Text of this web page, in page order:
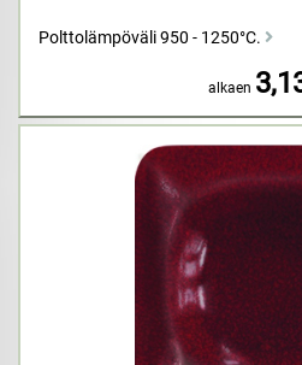
Polttolämpöväli 950 - 1250°C.
alkaen